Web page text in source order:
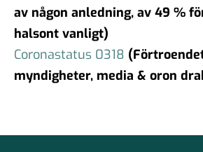
av någon anledning, av 49 %
halsont vanligt)
Coronastatus 0318
myndigheter, media & oron